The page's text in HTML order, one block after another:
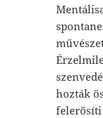
hozták
felerősíti